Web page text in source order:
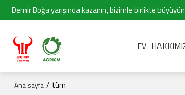
Demir Boğa yarışında kazanın, bizimle birlikte büyüyün
EV
Ana sayfa / tüm